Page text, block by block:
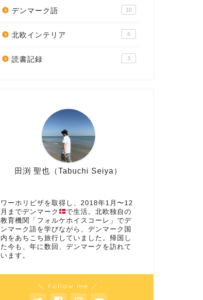
デンマーク語 10
北欧インテリア 6
読書記録 3
田渕 聖也（Tabuchi Seiya）
ワーホリビザを取得し、2018年1月〜12
月までデンマーク
で生活。北欧独自の
教育機関「フォルケホイスコーレ」でデ
ンマーク語を学びながら、デンマーク国
内をあちこち旅行していました。帰国し
た今も、年に数回、デンマークを訪れて
います。
＼ Follow me ／